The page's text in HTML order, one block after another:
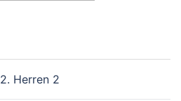
2. Herren 2